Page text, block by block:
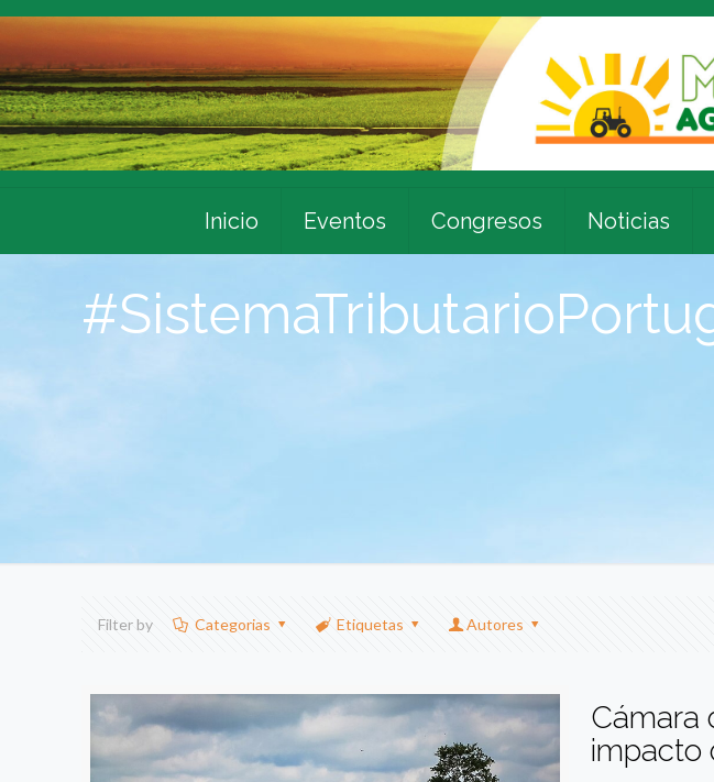
Inicio Eventos Congresos Noticias
Filter by Categorias Etiquetas Autores
Cámara
impacto